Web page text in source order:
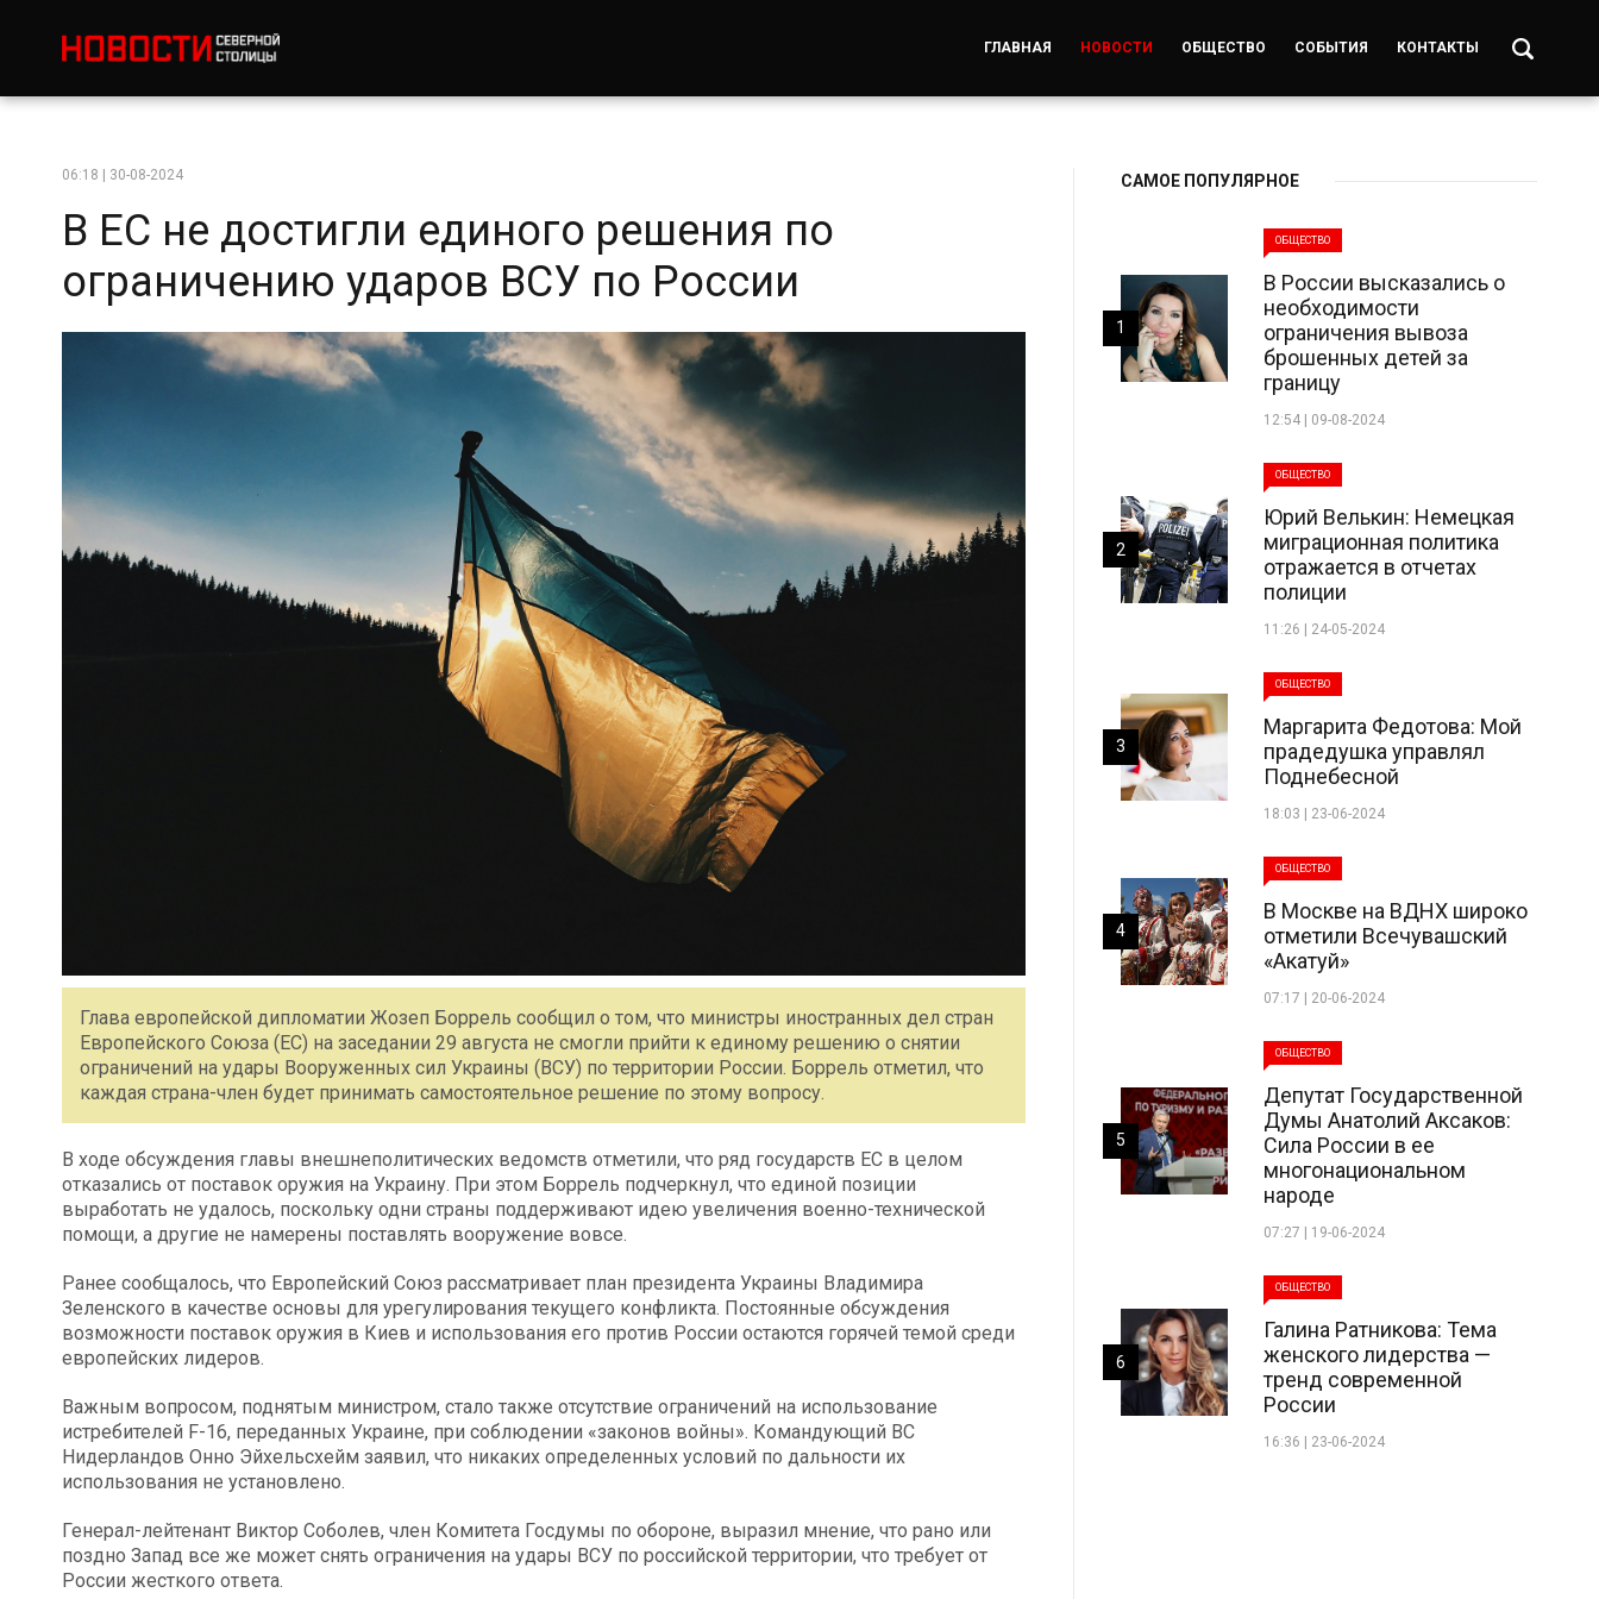
ГЛАВНАЯ НОВОСТИ ОБЩЕСТВО СОБЫТИЯ КОНТАКТЫ
06:18 | 30-08-2024
В ЕС не достигли единого решения по
ограничению ударов ВСУ по России
Глава европейской дипломатии Жозеп Боррель сообщил о том, что министры иностранных дел стран
Европейского Союза (ЕС) на заседании 29 августа не смогли прийти к единому решению о снятии
ограничений на удары Вооруженных сил Украины (ВСУ) по территории России. Боррель отметил, что
каждая страна-член будет принимать самостоятельное решение по этому вопросу.
В ходе обсуждения главы внешнеполитических ведомств отметили, что ряд государств ЕС в целом
отказались от поставок оружия на Украину. При этом Боррель подчеркнул, что единой позиции
выработать не удалось, поскольку одни страны поддерживают идею увеличения военно-технической
помощи, а другие не намерены поставлять вооружение вовсе.
Ранее сообщалось, что Европейский Союз рассматривает план президента Украины Владимира
Зеленского в качестве основы для урегулирования текущего конфликта. Постоянные обсуждения
возможности поставок оружия в Киев и использования его против России остаются горячей темой среди
европейских лидеров.
Важным вопросом, поднятым министром, стало также отсутствие ограничений на использование
истребителей F-16, переданных Украине, при соблюдении «законов войны». Командующий ВС
Нидерландов Онно Эйхельсхейм заявил, что никаких определенных условий по дальности их
использования не установлено.
Генерал-лейтенант Виктор Соболев, член Комитета Госдумы по обороне, выразил мнение, что рано или
поздно Запад все же может снять ограничения на удары ВСУ по российской территории, что требует от
России жесткого ответа.
САМОЕ ПОПУЛЯРНОЕ
ОБЩЕСТВО
В России высказались о
необходимости
ограничения вывоза
брошенных детей за
границу
12:54 | 09-08-2024
1
ОБЩЕСТВО
Юрий Велькин: Немецкая
миграционная политика
отражается в отчетах
полиции
11:26 | 24-05-2024
2
ОБЩЕСТВО
Маргарита Федотова: Мой
прадедушка управлял
Поднебесной
18:03 | 23-06-2024
3
ОБЩЕСТВО
В Москве на ВДНХ широко
отметили Всечувашский
«Акатуй»
07:17 | 20-06-2024
4
ОБЩЕСТВО
Депутат Государственной
Думы Анатолий Аксаков:
Сила России в ее
многонациональном
народе
07:27 | 19-06-2024
5
ОБЩЕСТВО
Галина Ратникова: Тема
женского лидерства —
тренд современной
России
16:36 | 23-06-2024
6